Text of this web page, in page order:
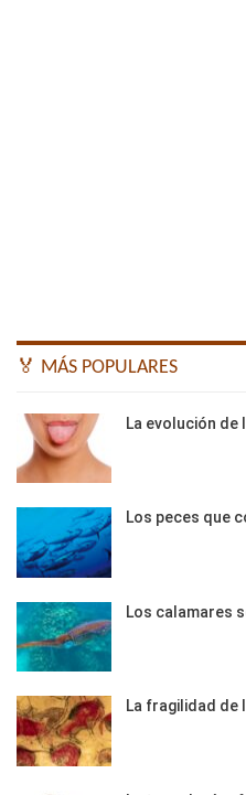
🏅 MÁS POPULARES
La evolución de
Los peces que
Los calamares
La fragilidad de